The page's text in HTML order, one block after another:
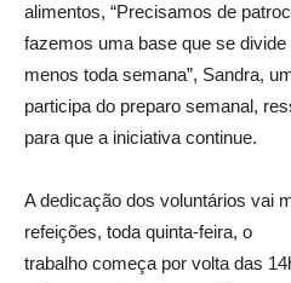
alimentos, “Precisamos de
fazemos uma base que se
menos toda semana”, Sandra,
participa do preparo semanal,
para que a iniciativa continue.
A dedicação dos voluntários vai
refeições, toda quinta-feira, o
trabalho começa por volta das